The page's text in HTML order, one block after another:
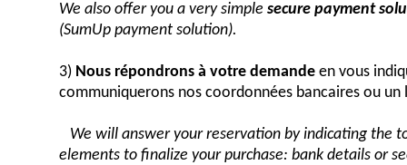
We also offer you a very simple secure payment
(SumUp payment solution).
3) Nous répondrons à votre demande en vous
communiquerons nos coordonnées bancaires ou
We will answer your reservation by indicating the
elements to finalize your purchase: bank details or